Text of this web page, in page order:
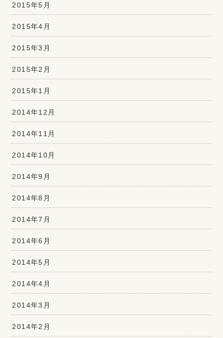
2015年5月
2015年4月
2015年3月
2015年2月
2015年1月
2014年12月
2014年11月
2014年10月
2014年9月
2014年8月
2014年7月
2014年6月
2014年5月
2014年4月
2014年3月
2014年2月